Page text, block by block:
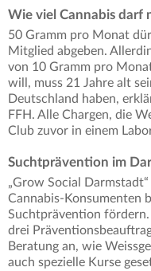
Wie viel Cannabis darf
50 Gramm pro Monat
Mitglied abgeben.
von 10 Gramm pro
will, muss 21 Jahre alt
Deutschland haben,
FFH. Alle Chargen, die
Club zuvor in einem
Suchtprävention im
„Grow Social
Cannabis-Konsumenten
Suchtprävention
drei
Beratung an, wie
auch spezielle Kurse